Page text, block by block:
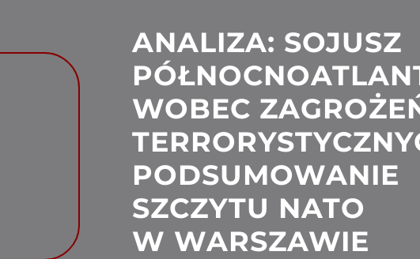
ANALIZA: SOJUSZ
WOBEC
PODSUMOWANIE
SZCZYTU NATO
W WARSZAWIE